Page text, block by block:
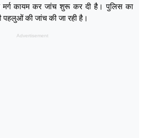
मर्ग कायम कर जांच शुरू कर दी है। पुलिस का
पहलुओं की जांच की जा रही है।
Advertisement